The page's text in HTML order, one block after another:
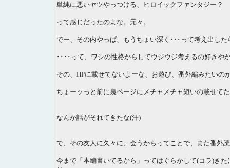
単純に悪いヤツやっつける、ヒロイックファンタジー？
って感じだったのよな。元々。
でー、その内やっぱ、もうちょい深く･･･って考え出し
････って、ワシの性格からしてウジウジ考えるの好きや
その、HPに載せてないよーな、お遊び、番外編みたいの
ちょーッっと前に裏ページにメチャメチャ短いの載せて
なんか話がそれてきたな(汗)
で、その友人に久々に、会うからってことで、また番外
今まで「本編書いてるから」ってはぐらかして(コラ)き